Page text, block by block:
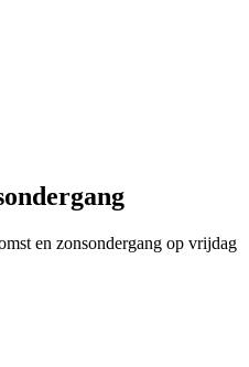
en zonsondergang op vrijdag